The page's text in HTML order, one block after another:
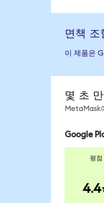
면책 조
이 제품은
몇 초
MetaMask
Google
평점
4.4